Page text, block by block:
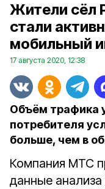
Жители сёл
стали
мобильный
17 августа 2020, 12:38
Объём трафика
потребителя
больше, чем в
Компания МТС
данные анализа